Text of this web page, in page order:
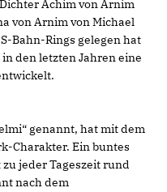
Achim von Arnim
von Arnim von Michael
Bahn-Rings gelegen hat
den letzten Jahren eine
genannt, hat mit dem
Charakter. Ein buntes
jeder Tageszeit rund
nach dem